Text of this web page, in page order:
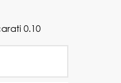
0.10